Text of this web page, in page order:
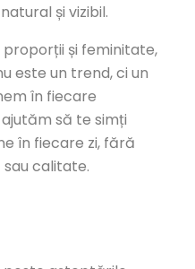
și vizibil.
și feminitate,
este un trend, ci un
în fiecare
să te simți
în fiecare zi, fără
calitate.